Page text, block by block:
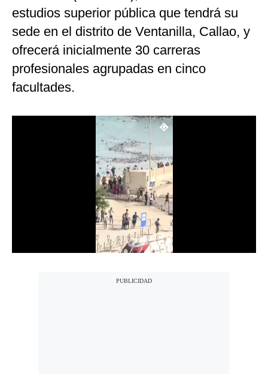
Club del Suscriptor
Mix
G de Gestión
Notas Contratadas
estudios superior pública que tendrá su
sede en el distrito de Ventanilla, Callao, y
ofrecerá inicialmente 30 carreras
profesionales agrupadas en cinco
facultades.